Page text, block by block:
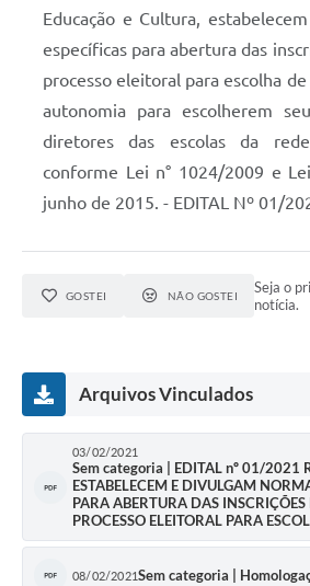
Educação e Cultura,
específicas para abertura das
processo eleitoral para escolha
autonomia para escolherem
diretores das escolas da
conforme Lei n° 1024/2009 e
junho de 2015. - EDITAL Nº 01/
GOSTEI NÃO GOSTEI
Seja o
notícia.
Arquivos Vinculados
03/02/2021
Sem categoria | EDITAL nº 01/2021
ESTABELECEM E DIVULGAM
PARA ABERTURA DAS
PROCESSO ELEITORAL PARA
08/02/2021Sem categoria |